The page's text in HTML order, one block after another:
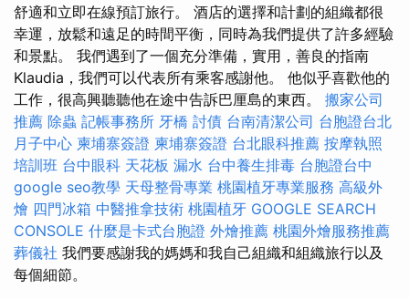
舒適和立即在線預訂旅行。 酒店的選擇和計劃的組織都很
幸運，放鬆和遠足的時間平衡，同時為我們提供了許多經驗
和景點。 我們遇到了一個充分準備，實用，善良的指南
Klaudia，我們可以代表所有乘客感謝他。 他似乎喜歡他的
工作，很高興聽聽他在途中告訴巴厘島的東西。 搬家公司
推薦 除蟲 記帳事務所 牙橋 討債 台南清潔公司 台胞證台北
月子中心 柬埔寨簽證 柬埔寨簽證 台北眼科推薦 按摩執照
培訓班 台中眼科 天花板 漏水 台中養生排毒 台胞證台中
google seo教學 天母整骨專業 桃園植牙專業服務 高級外
燴 四門冰箱 中醫推拿技術 桃園植牙 GOOGLE SEARCH
CONSOLE 什麼是卡式台胞證 外燴推薦 桃園外燴服務推薦
葬儀社 我們要感謝我的媽媽和我自己組織和組織旅行以及
每個細節。